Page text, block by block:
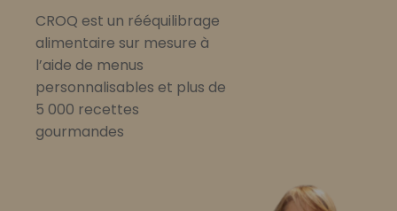
CROQ est un rééquilibrage
alimentaire sur mesure à
l’aide de menus
personnalisables et plus de
5 000 recettes
gourmandes